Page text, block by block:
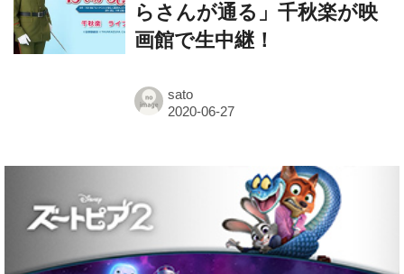
らさんが通る」千秋楽が映
画館で生中継！
sato